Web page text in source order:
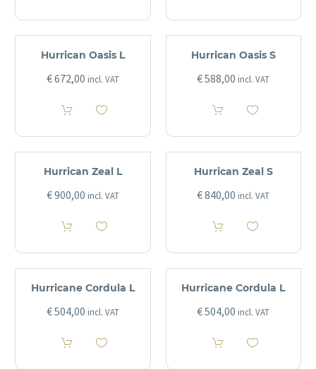
Hurrican Oasis L
€672,00 incl. VAT
Hurrican Oasis S
€588,00 incl. VAT
Hurrican Zeal L
€900,00 incl. VAT
Hurrican Zeal S
€840,00 incl. VAT
Hurricane Cordula L
€504,00 incl. VAT
Hurricane Cordula L
€504,00 incl. VAT